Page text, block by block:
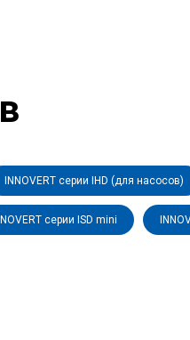
INNOVERT серии IHD (для насосов)
серии ISD mini